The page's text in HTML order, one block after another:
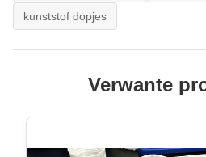
kunststof dopjes
Verwante